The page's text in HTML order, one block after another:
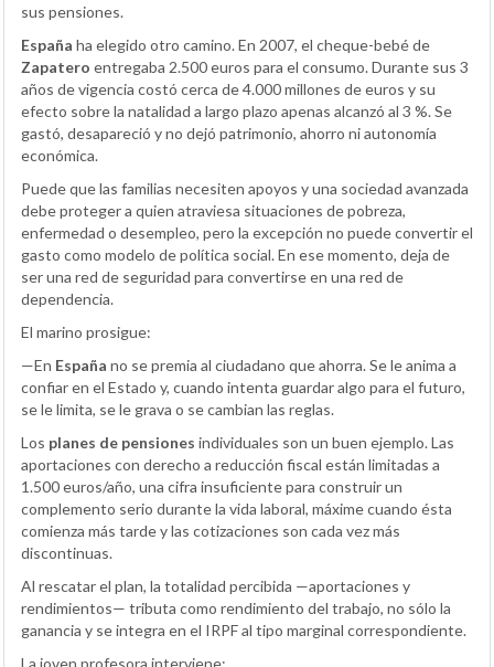
sus pensiones.
España ha elegido otro camino. En 2007, el cheque-bebé de
Zapatero entregaba 2.500 euros para el consumo. Durante sus 3
años de vigencia costó cerca de 4.000 millones de euros y su
efecto sobre la natalidad a largo plazo apenas alcanzó al 3 %. Se
gastó, desapareció y no dejó patrimonio, ahorro ni autonomía
económica.
Puede que las familias necesiten apoyos y una sociedad avanzada
debe proteger a quien atraviesa situaciones de pobreza,
enfermedad o desempleo, pero la excepción no puede convertir el
gasto como modelo de política social. En ese momento, deja de
ser una red de seguridad para convertirse en una red de
dependencia.
El marino prosigue:
—En España no se premia al ciudadano que ahorra. Se le anima a
confiar en el Estado y, cuando intenta guardar algo para el futuro,
se le limita, se le grava o se cambian las reglas.
Los planes de pensiones individuales son un buen ejemplo. Las
aportaciones con derecho a reducción fiscal están limitadas a
1.500 euros/año, una cifra insuficiente para construir un
complemento serio durante la vida laboral, máxime cuando ésta
comienza más tarde y las cotizaciones son cada vez más
discontinuas.
Al rescatar el plan, la totalidad percibida —aportaciones y
rendimientos— tributa como rendimiento del trabajo, no sólo la
ganancia y se integra en el IRPF al tipo marginal correspondiente.
La joven profesora interviene: